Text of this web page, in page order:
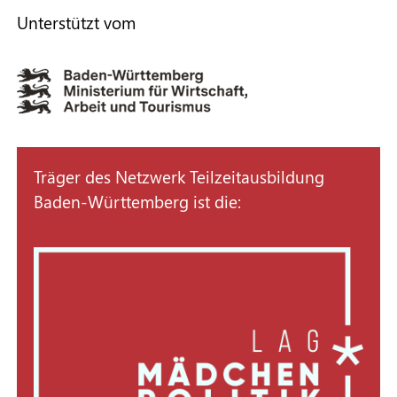
Teilzeitberufsausbildung im
Verkürzung und Verlängerung der
Ausbildungsdauer beschrieben.
Mehr Informationen entnehmen Sie
bitte den Informationenfür
Auszubildendeoderfür
Unterstützt vom
Träger des Netzwerk Teilzeitausbildung
Baden-Württemberg ist die: